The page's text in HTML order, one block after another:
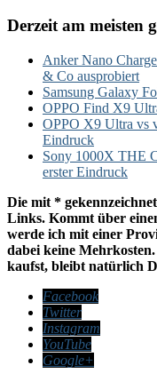
Derzeit am meisten
Anker Nano
& Co ausprobiert
Samsung Galaxy
OPPO Find X9
OPPO X9 Ultra vs
Eindruck
Sony 1000X THE
erster Eindruck
Die mit *
Links. Kommt über
werde ich mit einer
dabei keine
kaufst, bleibt natürlich
Facebook
Twitter
Instagram
YouTube
Google+